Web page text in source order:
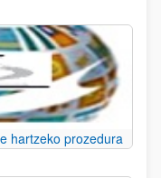
hartzeko prozedura